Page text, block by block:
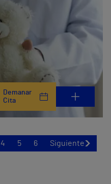
Demanar
Cita
4 5 6 Siguiente